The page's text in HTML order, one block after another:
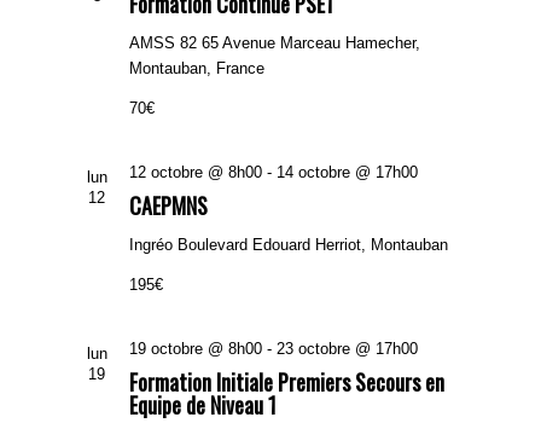
AMSS 8265 Avenue Marceau Hamecher,
Montauban, France
70€
lun
12
CAEPMNS
12 octobre @ 8h00 - 14 octobre @ 17h00
Ingréo Boulevard Edouard Herriot, Montauban
195€
lun
19
Formation Initiale Premiers Secours en
Equipe de Niveau 1
19 octobre @ 8h00 -23 octobre @ 17h00